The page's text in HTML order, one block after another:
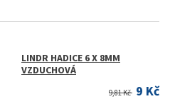
LINDR HADICE 6 X 8MM
VZDUCHOVÁ
9,81 Kč 9 Kč